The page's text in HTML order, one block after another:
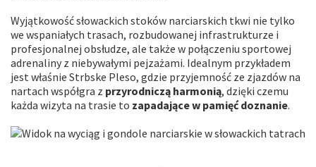
Wyjątkowość słowackich stoków narciarskich tkwi nie tylko
we wspaniałych trasach, rozbudowanej infrastrukturze i
profesjonalnej obsłudze, ale także w połączeniu sportowej
adrenaliny z niebywałymi pejzażami. Idealnym przykładem
jest właśnie Strbske Pleso, gdzie przyjemność ze zjazdów na
nartach współgra z przyrodniczą harmonią, dzięki czemu
każda wizyta na trasie to zapadające w pamięć doznanie.